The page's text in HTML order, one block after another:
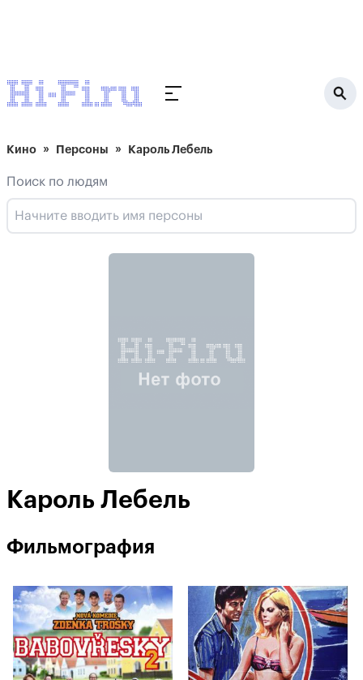
Кино Персоны Кароль Лебель
Поиск по людям
Кароль Лебель
Фильмография